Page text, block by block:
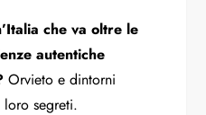
che va oltre le
autentiche
Orvieto e dintorni
segreti.